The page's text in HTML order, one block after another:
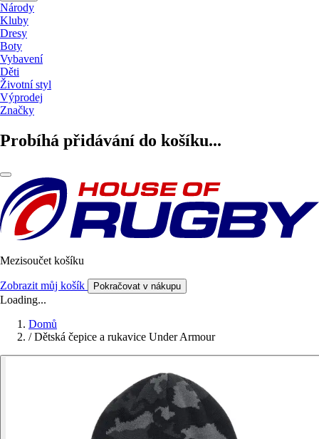
Národy
Kluby
Dresy
Boty
Vybavení
Děti
Životní styl
Výprodej
Značky
Probíhá přidávání do košíku...
Mezisoučet košíku
Zobrazit můj košík Pokračovat v nákupu
Loading...
Domů
/ Dětská čepice a rukavice Under Armour